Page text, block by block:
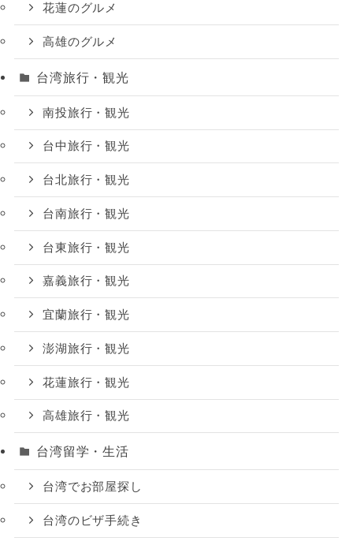
花蓮のグルメ
高雄のグルメ
台湾旅行・観光
南投旅行・観光
台中旅行・観光
台北旅行・観光
台南旅行・観光
台東旅行・観光
嘉義旅行・観光
宜蘭旅行・観光
澎湖旅行・観光
花蓮旅行・観光
高雄旅行・観光
台湾留学・生活
台湾でお部屋探し
台湾のビザ手続き